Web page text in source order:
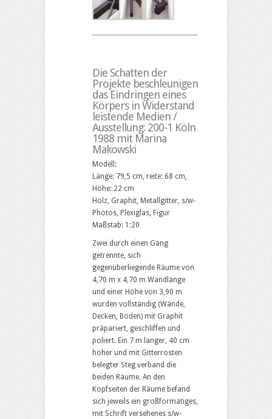
Die Schatten der
Projekte beschleunigen
das Eindringen eines
Körpers in Widerstand
leistende Medien /
Ausstellung: 200-1 Köln
1988 mit Marina
Makowski
Modell:
Länge: 79,5 cm, reite: 68 cm,
Höhe: 22 cm
Holz, Graphit, Metallgitter, s/w-
Photos, Plexiglas, Figur
Maßstab: 1:20
Zwei durch einen Gang
getrennte, sich
gegenüberliegende Räume von
4,70 m x 4,70 m Wandlänge
und einer Höhe von 3,90 m
wurden vollständig (Wände,
Decken, Böden) mit Graphit
präpariert, geschliffen und
poliert. Ein 7 m langer, 40 cm
hoher und mit Gitterrosten
belegter Steg verband die
beiden Räume. An den
Kopfseiten der Räume befand
sich jeweils ein großformatiges,
mit Schrift versehenes s/w-